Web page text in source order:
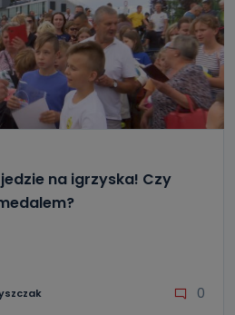
na igrzyska! Czy
0